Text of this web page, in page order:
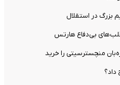
در استقلال
منچسترسیتی را خرید
داد؟